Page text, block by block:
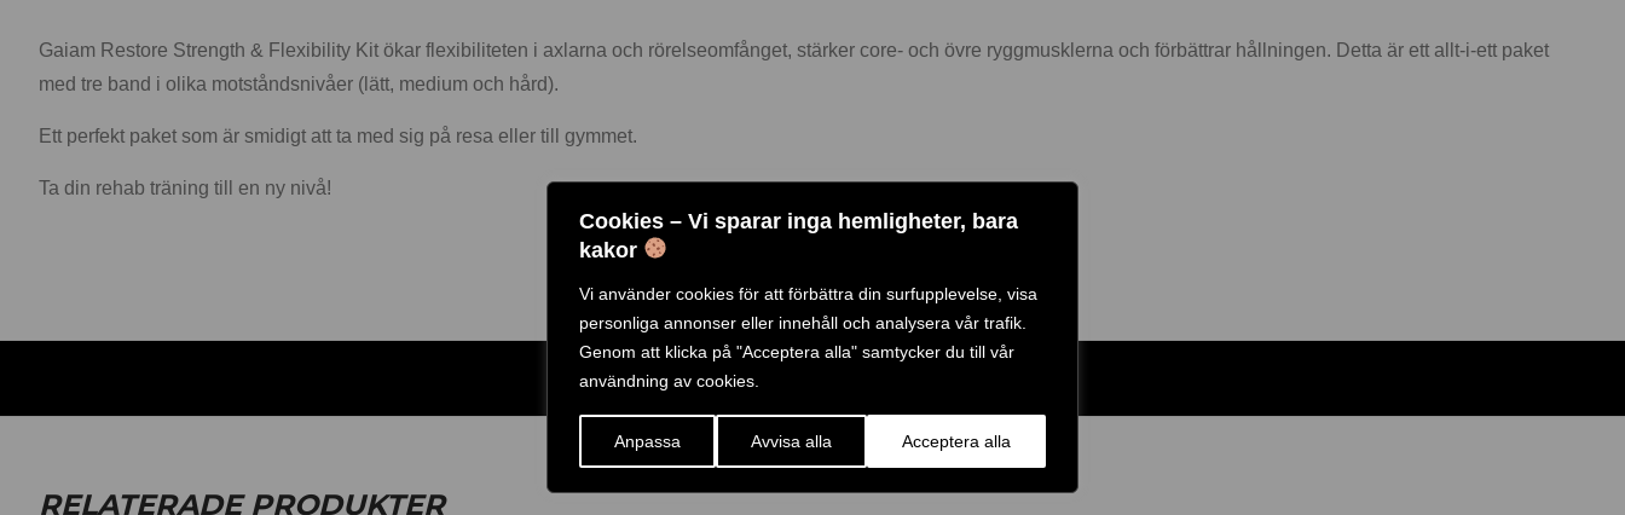
Cookies – Vi sparar inga hemligheter, bara
kakor
Vi använder cookies för att förbättra din surfupplevelse, visa
personliga annonser eller innehåll och analysera vår trafik.
Genom att klicka på "Acceptera alla" samtycker du till vår
användning av cookies.
Anpassa Avvisa alla Acceptera alla
Gaiam Restore Strength & Flexibility Kit ökar flexibiliteten i axlarna och rörelseomfånget, stärker core- och övre ryggmusklerna och förbättrar hållningen. Detta är ett allt-i-ett paket
med tre band i olika motståndsnivåer (lätt, medium och hård).
Ett perfekt paket som är smidigt att ta med sig på resa eller till gymmet.
Ta din rehab träning till en ny nivå!
ARTIKELNR:59180
RELATERADE PRODUKTER